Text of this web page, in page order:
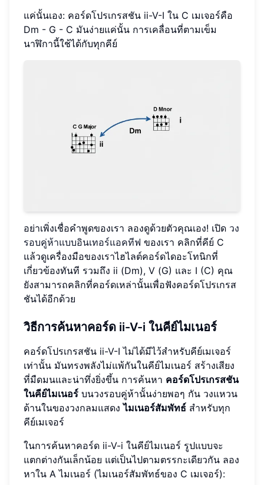
แค่นั้นเอง: คอร์ดโปรเกรสชัน ii-V-I ใน C เมเจอร์คือ
Dm - G - C มันง่ายแค่นั้น การเคลื่อนที่ตามเข็ม
นาฬิกานี้ใช้ได้กับทุกคีย์
อย่าเพิ่งเชื่อคำพูดของเรา ลองดูด้วยตัวคุณเอง! เปิด วง
รอบคู่ห้าแบบอินเทอร์แอคทีฟ ของเรา คลิกที่คีย์ C
แล้วดูเครื่องมือของเราไฮไลต์คอร์ดไดอะโทนิกที่
เกี่ยวข้องทันที รวมถึง ii (Dm), V (G) และ I (C) คุณ
ยังสามารถคลิกที่คอร์ดเหล่านั้นเพื่อฟังคอร์ดโปรเกรส
ชันได้อีกด้วย
วิธีการค้นหาคอร์ด ii-V-i ในคีย์ไมเนอร์
คอร์ดโปรเกรสชัน ii-V-I ไม่ได้มีไว้สำหรับคีย์เมเจอร์
เท่านั้น มันทรงพลังไม่แพ้กันในคีย์ไมเนอร์ สร้างเสียง
ที่มืดมนและน่าทึ่งยิ่งขึ้น การค้นหา คอร์ดโปรเกรสชัน
ในคีย์ไมเนอร์ บนวงรอบคู่ห้านั้นง่ายพอๆ กัน วงแหวน
ด้านในของวงกลมแสดงไมเนอร์สัมพัทธ์ สำหรับทุก
คีย์เมเจอร์
ในการค้นหาคอร์ด ii-V-i ในคีย์ไมเนอร์ รูปแบบจะ
แตกต่างกันเล็กน้อย แต่เป็นไปตามตรรกะเดียวกัน ลอง
หาใน A ไมเนอร์ (ไมเนอร์สัมพัทธ์ของ C เมเจอร์):